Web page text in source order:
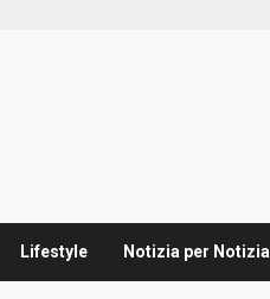
Lifestyle Notizia per Notizia